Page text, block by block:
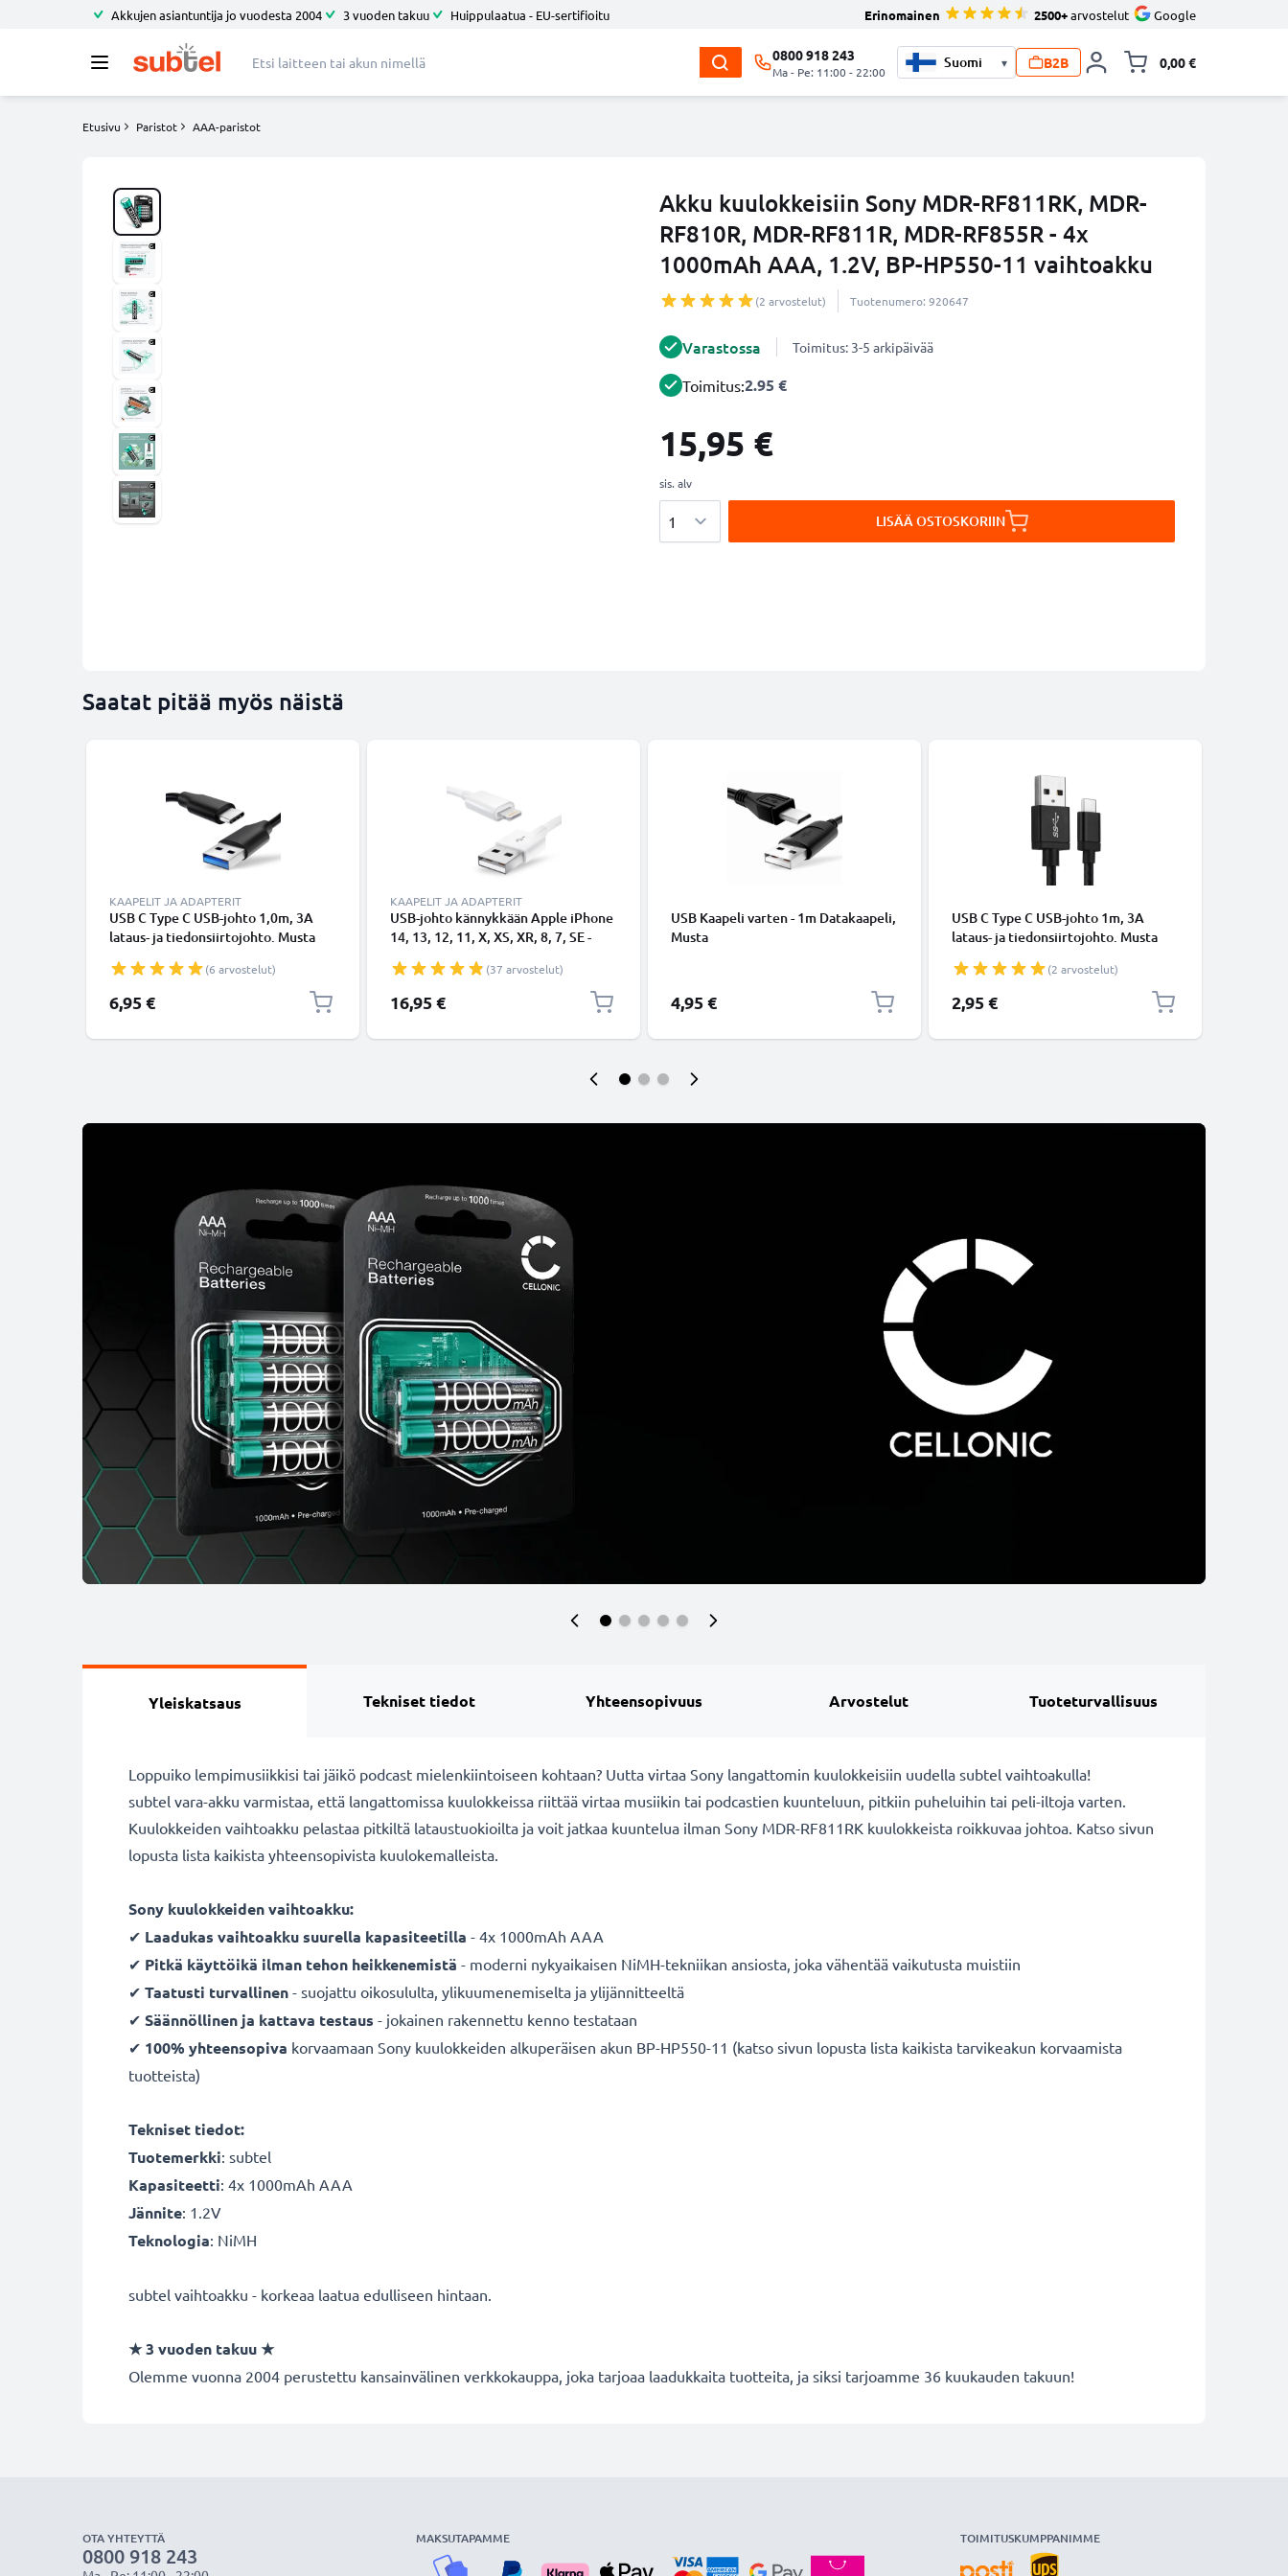
Akkujen asiantuntija jo vuodesta 2004 3 vuoden takuu Huippulaatua - EU-sertifioitu Erinomainen 2500+arvostelut Google
0800 918 243
Ma - Pe: 11:00 - 22:00
▾ B2B 0,00 €
Etusivu Paristot AAA-paristot
Akku kuulokkeisiin Sony MDR-RF811RK, MDR-
RF810R, MDR-RF811R, MDR-RF855R - 4x
1000mAh AAA, 1.2V, BP-HP550-11 vaihtoakku
(2 arvostelut) Tuotenumero: 920647
Varastossa Toimitus: 3-5 arkipäivää
Toimitus:2.95 €
15,95 €
sis. alv
LISÄÄ OSTOSKORIIN
Saatat pitää myös näistä
KAAPELIT JA ADAPTERIT
USB C Type C USB-johto 1,0m, 3A
lataus- ja tiedonsiirtojohto. Musta
USB-kaapeli
(6 arvostelut)
6,95 €
KAAPELIT JA ADAPTERIT
USB-johto kännykkään Apple iPhone
14, 13, 12, 11, X, XS, XR, 8, 7, SE -
Valkoinen datakaapeli(37 arvostelut)
16,95 €
USB Kaapeli varten - 1m Datakaapeli,
Musta
4,95 €
USB C Type C USB-johto 1m, 3A
lataus- ja tiedonsiirtojohto. Musta
USB-kaapeli
(2 arvostelut)
2,95 €
Yleiskatsaus Tekniset tiedot Yhteensopivuus Arvostelut Tuoteturvallisuus
Loppuiko lempimusiikkisi tai jäikö podcast mielenkiintoiseen kohtaan? Uutta virtaa Sony langattomin kuulokkeisiin uudella subtel vaihtoakulla!
subtel vara-akku varmistaa, että langattomissa kuulokkeissa riittää virtaa musiikin tai podcastien kuunteluun, pitkiin puheluihin tai peli-iltoja varten.
Kuulokkeiden vaihtoakku pelastaa pitkiltä lataustuokioilta ja voit jatkaa kuuntelua ilman Sony MDR-RF811RK kuulokkeista roikkuvaa johtoa. Katso sivun
lopusta lista kaikista yhteensopivista kuulokemalleista.
Sony kuulokkeiden vaihtoakku:
✔ Laadukas vaihtoakku suurella kapasiteetilla - 4x 1000mAh AAA
✔ Pitkä käyttöikä ilman tehon heikkenemistä - moderni nykyaikaisen NiMH-tekniikan ansiosta, joka vähentää vaikutusta muistiin
✔ Taatusti turvallinen - suojattu oikosululta, ylikuumenemiselta ja ylijännitteeltä
✔ Säännöllinen ja kattava testaus - jokainen rakennettu kenno testataan
✔ 100% yhteensopiva korvaamaan Sony kuulokkeiden alkuperäisen akun BP-HP550-11 (katso sivun lopusta lista kaikista tarvikeakun korvaamista
tuotteista)
Tekniset tiedot:
Tuotemerkki: subtel
Kapasiteetti: 4x 1000mAh AAA
Jännite: 1.2V
Teknologia: NiMH
subtel vaihtoakku - korkeaa laatua edulliseen hintaan.
★3 vuoden takuu★
Olemme vuonna 2004 perustettu kansainvälinen verkkokauppa, joka tarjoaa laadukkaita tuotteita, ja siksi tarjoamme 36 kuukauden takuun!
OTA YHTEYTTÄ
0800 918 243
MAKSUTAPAMME TOIMITUSKUMPPANIMME